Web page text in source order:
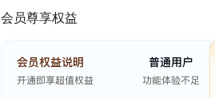
会员尊享权益